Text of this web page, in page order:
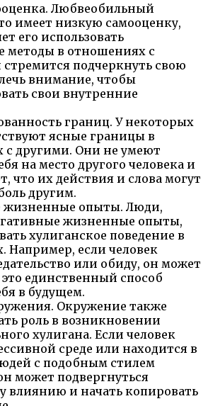
Любвеобильный
имеет низкую самооценку,
его использовать
методы в отношениях с
подчеркнуть свою
внимание, чтобы
свои внутренние
границ. У некоторых
ясные границы в
с другими. Они не умеют
на место другого человека и
что их действия и слова могут
другим.
жизненные опыты. Люди,
жизненные опыты,
хулиганское поведение в
Например, если человек
или обиду, он может
единственный способ
в будущем.
Окружение также
роль в возникновении
хулигана. Если человек
среде или находится в
с подобным стилем
может подвергнуться
влиянию и начать копировать